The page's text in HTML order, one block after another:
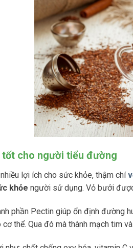
tốt cho người tiểu đường
lợi ích cho sức khỏe, thậm chí
khỏe người sử dụng. Vỏ bưởi
phần Pectin giúp ổn định đường
cơ thể. Qua đó mà thành mạch tim